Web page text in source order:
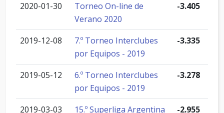
2020-01-30
Torneo On-line de
Verano 2020
-3.405
2019-12-08
7.º Torneo Interclubes
por Equipos - 2019
-3.335
2019-05-12
6.º Torneo Interclubes
por Equipos - 2019
-3.278
2019-03-03 15.º Superliga Argentina -2.955